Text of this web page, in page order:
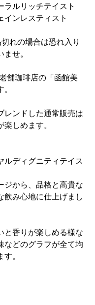
ルリッチテイスト
ンレスティスト
れの場合は恐れ入り
せ。
舗珈琲店の「函館美
レンドした通常販売は
しめます。
ルディグニティテイス
ジから、品格と高貴な
飲み心地に仕上げまし
と香りが楽しめる様な
などのグラフが全て均
。